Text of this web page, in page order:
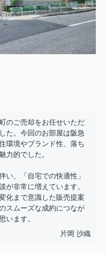
のご売却をお任せいただ
た。今回のお部屋は阪急
環境やブランド性、落ち
力的でした。
い、「自宅での快適性」
が非常に増えています。
化まで意識した販売提案
スムーズな成約につなが
います。
片岡 沙織